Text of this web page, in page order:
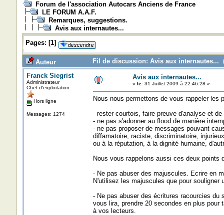
Forum de l'association Autocars Anciens de France
LE FORUM A.A.F.
Remarques, suggestions.
Avis aux internautes...
Pages: [1]
Auteur
Fil de discussion: Avis aux internautes...
Franck Siegrist
Administrateur
Chef d'exploitation
Hors ligne
Messages: 1274
Avis aux internautes...
« le:31 Juillet 2009 à 22:46:28 »
Nous nous permettons de vous rappeler les
- rester courtois, faire preuve d'analyse et
- ne pas s'adonner au flood de manière
- ne pas proposer de messages pouvant
diffamatoire, raciste, discriminatoire,
ou à la réputation, à la dignité humaine,
Nous vous rappelons aussi ces deux points
- Ne pas abuser des majuscules. Ecrire en
N'utilisez les majuscules que pour souligner
- Ne pas abuser des écritures racourcies du
vous lira, prendre 20 secondes en plus pour
à vos lecteurs.